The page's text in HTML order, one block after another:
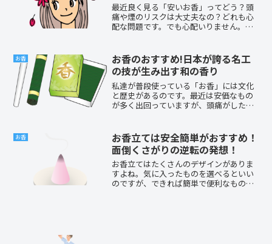
最近良く見る「安いお香」ってどう？頭
痛や煙のリスクは大丈夫なの？どれも心
配な問題です。でも心配いりません。お
リアしますよ。本物と出会って、癒やし
と安らぎを味わうことがで...
お香
お香のおすすめ!日本が誇る名工
の技が生み出す和の香り
私達が普段使っている「お香」には文化
と歴史があるのです。最近は安価なもの
が多く出回っていますが、頭痛がしたり
統と実績に裏付けられた、日本人が昔か
ら大切にしてきた香りは裏切...
お香
お香立ては安全簡単がおすすめ！
面倒くさがりの逆転の発想！
お香立てはたくさんのデザインがありま
すよね。気に入ったものを選べるといい
のですが、できれば簡単で便利なものが